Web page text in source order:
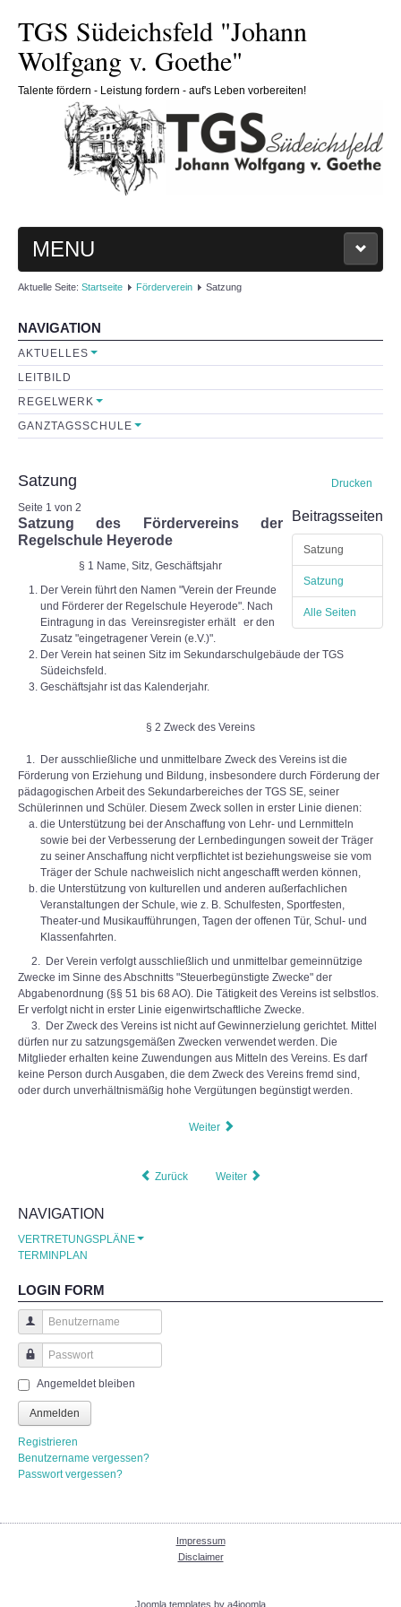
TGS Südeichsfeld "Johann
Wolfgang v. Goethe"
Talente fördern - Leistung fordern - auf's Leben vorbereiten!
MENU
HOME
SCHULE
Schulleitung
Sekretariat
Lehrerkollegium
Mitarbeiter
Schulkonferenz
FÖRDERVEREIN
Initiative
FORMULARE
Krankmeldung
Freistellungsantrag
Anmeldung zum Schulbesuch
Anmeldung bei Schulwechsel
Anmeldung für die 1. Klasse
Merkblatt zur Erhebung personenbezogener
Unsere Partner
KONZEPT TGS
KONTAKTE
GALERIE
Unsere Schule
Benefizabend -Ein toller Erfolg
Ein Schülerleben ist nicht leicht
Aktuelle Seite: Startseite Förderverein Satzung
NAVIGATION
AKTUELLES
LEITBILD
REGELWERK
GANZTAGSSCHULE
Drucken
Satzung
Beitragsseiten
Satzung
Satzung
Alle Seiten
Seite 1 von 2
Satzung des Fördervereins der
Regelschule Heyerode
§ 1 Name, Sitz, Geschäftsjahr
Der Verein führt den Namen "Verein der Freunde
und Förderer der Regelschule Heyerode". Nach
Eintragung in das Vereinsregister erhält er den
Zusatz "eingetragener Verein (e.V.)".
Der Verein hat seinen Sitz im Sekundarschulgebäude der TGS
Südeichsfeld.
Geschäftsjahr ist das Kalenderjahr.
§ 2 Zweck des Vereins
1. Der ausschließliche und unmittelbare Zweck des Vereins ist die
Förderung von Erziehung und Bildung, insbesondere durch Förderung der
pädagogischen Arbeit des Sekundarbereiches der TGS SE, seiner
Schülerinnen und Schüler. Diesem Zweck sollen in erster Linie dienen:
die Unterstützung bei der Anschaffung von Lehr- und Lernmitteln
sowie bei der Verbesserung der Lernbedingungen soweit der Träger
zu seiner Anschaffung nicht verpflichtet ist beziehungsweise sie vom
Träger der Schule nachweislich nicht angeschafft werden können,
die Unterstützung von kulturellen und anderen außerfachlichen
Veranstaltungen der Schule, wie z. B. Schulfesten, Sportfesten,
Theater-und Musikaufführungen, Tagen der offenen Tür, Schul- und
Klassenfahrten.
2. Der Verein verfolgt ausschließlich und unmittelbar gemeinnützige
Zwecke im Sinne des Abschnitts "Steuerbegünstigte Zwecke" der
Abgabenordnung (§§ 51 bis 68 AO). Die Tätigkeit des Vereins ist selbstlos.
Er verfolgt nicht in erster Linie eigenwirtschaftliche Zwecke.
3. Der Zweck des Vereins ist nicht auf Gewinnerzielung gerichtet. Mittel
dürfen nur zu satzungsgemäßen Zwecken verwendet werden. Die
Mitglieder erhalten keine Zuwendungen aus Mit­teln des Vereins. Es darf
keine Person durch Ausgaben, die dem Zweck des Vereins fremd sind,
oder durch unverhältnismäßig hohe Vergütungen begünstigt werden.
Weiter
Zurück Weiter
NAVIGATION
VERTRETUNGSPLÄNE
TERMINPLAN
LOGIN FORM
Benutzername
Passwort
Angemeldet bleiben
Anmelden
Registrieren
Benutzername vergessen?
Passwort vergessen?
Impressum
Disclaimer
Joomla templates by a4joomla